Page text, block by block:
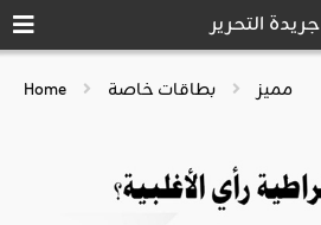
جريدة التحرير
Home مميز بطاقات خاصة